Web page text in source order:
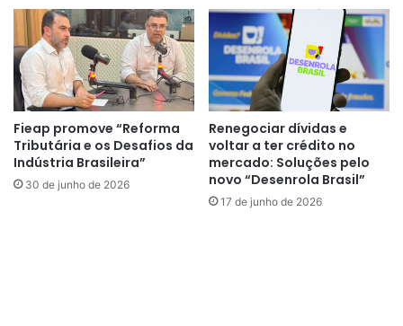
Fieap promove “Reforma
Tributária e os Desafios da
Indústria Brasileira”
30 de junho de 2026
Renegociar dívidas e
voltar a ter crédito no
mercado: Soluções pelo
novo “Desenrola Brasil”
17 de junho de 2026